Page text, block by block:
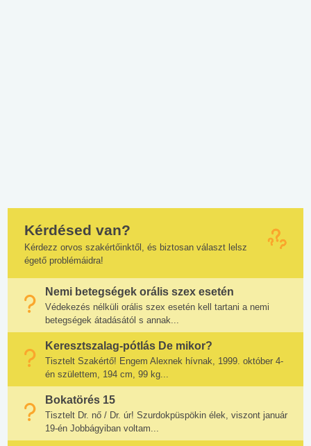
Kérdésed van?
Kérdezz orvos szakértőinktől, és biztosan választ lelsz
égető problémáidra!
Nemi betegségek orális szex esetén
Védekezés nélküli orális szex esetén kell tartani a nemi
betegségek átadásától s annak...
Keresztszalag-pótlás De mikor?
Tisztelt Szakértő! Engem Alexnek hívnak, 1999. október 4-
én születtem, 194 cm, 99 kg...
Bokatörés 15
Tisztelt Dr. nő / Dr. úr! Szurdokpüspökin élek, viszont január
19-én Jobbágyiban voltam...